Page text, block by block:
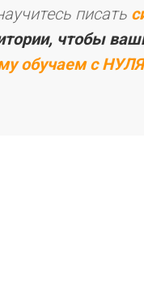
писать
чтобы
обучаем с